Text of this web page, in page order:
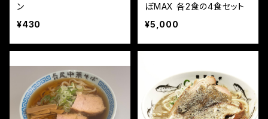
ン
¥430
ぼMAX 各2食の4食セット
¥5,000